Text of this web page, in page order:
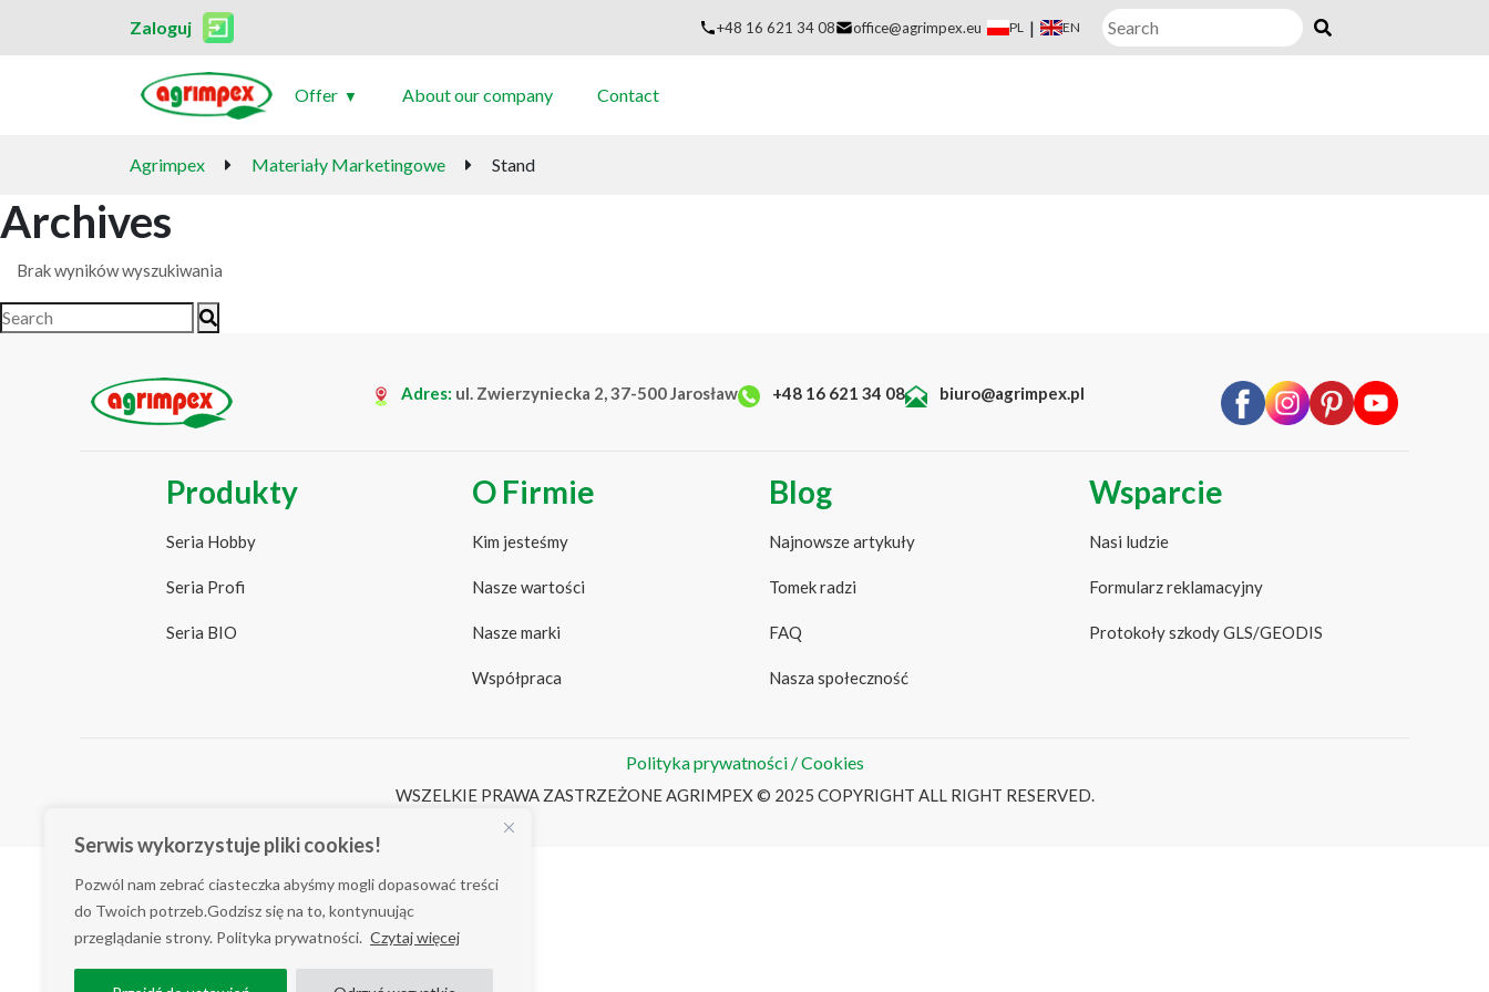
Serwis wykorzystuje pliki cookies!
Pozwól nam zebrać ciasteczka abyśmy mogli dopasować treści
do Twoich potrzeb.Godzisz się na to, kontynuując
przeglądanie strony. Polityka prywatności. Czytaj więcej
Zaloguj +48 16 621 34 08 office@agrimpex.eu PL | EN
Offer About our company Contact
Agrimpex Materiały Marketingowe Stand
Archives
Brak wyników wyszukiwania
Adres: ul. Zwierzyniecka 2, 37-500 Jarosław +48 16 621 34 08 biuro@agrimpex.pl
Produkty
Seria Hobby
Seria Profi
Seria BIO
O Firmie
Kim jesteśmy
Nasze wartości
Nasze marki
Współpraca
Blog
Najnowsze artykuły
Tomek radzi
FAQ
Nasza społeczność
Wsparcie
Nasi ludzie
Formularz reklamacyjny
Protokoły szkody GLS/GEODIS
Polityka prywatności / Cookies
WSZELKIE PRAWA ZASTRZEŻONE AGRIMPEX © 2025 COPYRIGHT ALL RIGHT RESERVED.